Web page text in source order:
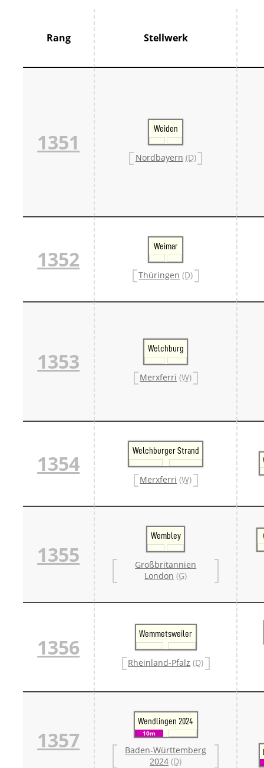
France
Italien
Schweiz
Weitere
Rang Stellwerk
1351
Weiden
Nordbayern (D)
1352
Weimar
Thüringen (D)
1353
Welchburg
Merxferri (W)
1354
Welchburger Strand
Merxferri (W)
1355
Wembley
Großbritannien
London (G)
1356
Wemmetsweiler
Rheinland-Pfalz (D)
1357
Wendlingen 2024
10m
Baden-Württemberg
2024 (D)